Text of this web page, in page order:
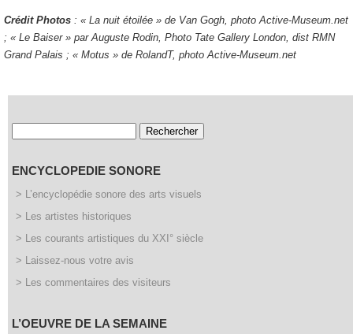
Crédit Photos : « La nuit étoilée » de Van Gogh, photo Active-Museum.net
; « Le Baiser » par Auguste Rodin, Photo Tate Gallery London, dist RMN
Grand Palais ; « Motus » de RolandT, photo Active-Museum.net
ENCYCLOPEDIE SONORE
> L’encyclopédie sonore des arts visuels
> Les artistes historiques
> Les courants artistiques du XXI° siècle
> Laissez-nous votre avis
> Les commentaires des visiteurs
L’OEUVRE DE LA SEMAINE